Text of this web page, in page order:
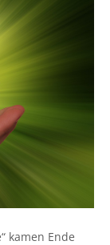
kamen Ende